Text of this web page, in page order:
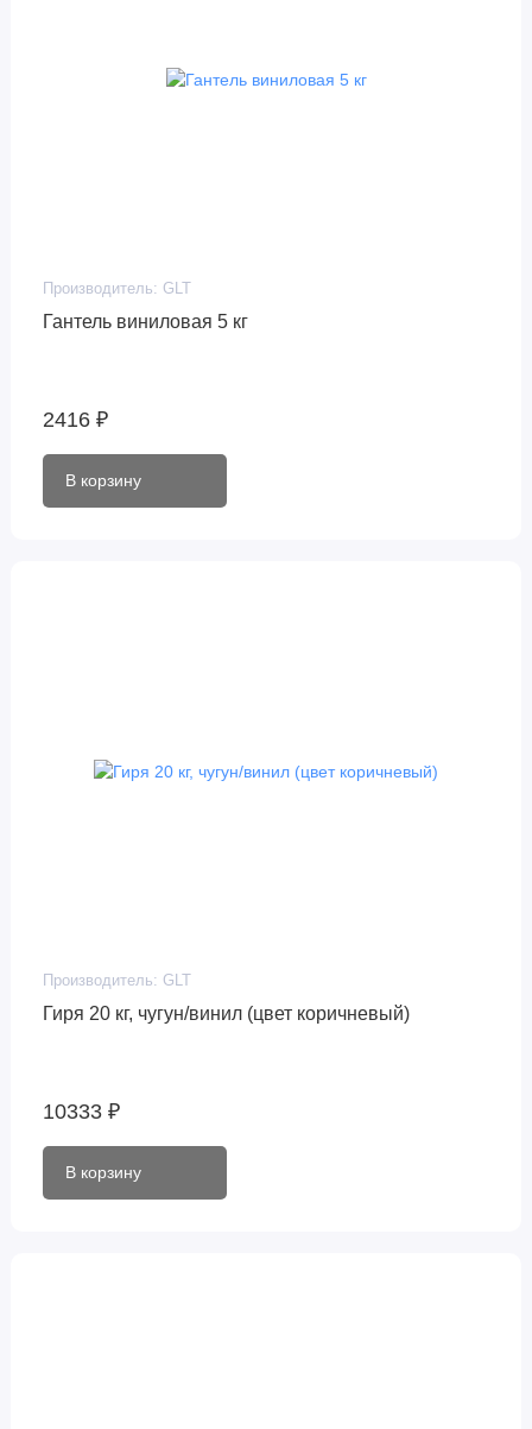
Производитель: GLT
Гантель виниловая 5 кг
2416 ₽
В корзину
Производитель: GLT
Гиря 20 кг, чугун/винил (цвет коричневый)
10333 ₽
В корзину